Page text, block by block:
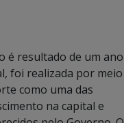
é resultado de um ano
foi realizada por meio
como uma das
na capital e